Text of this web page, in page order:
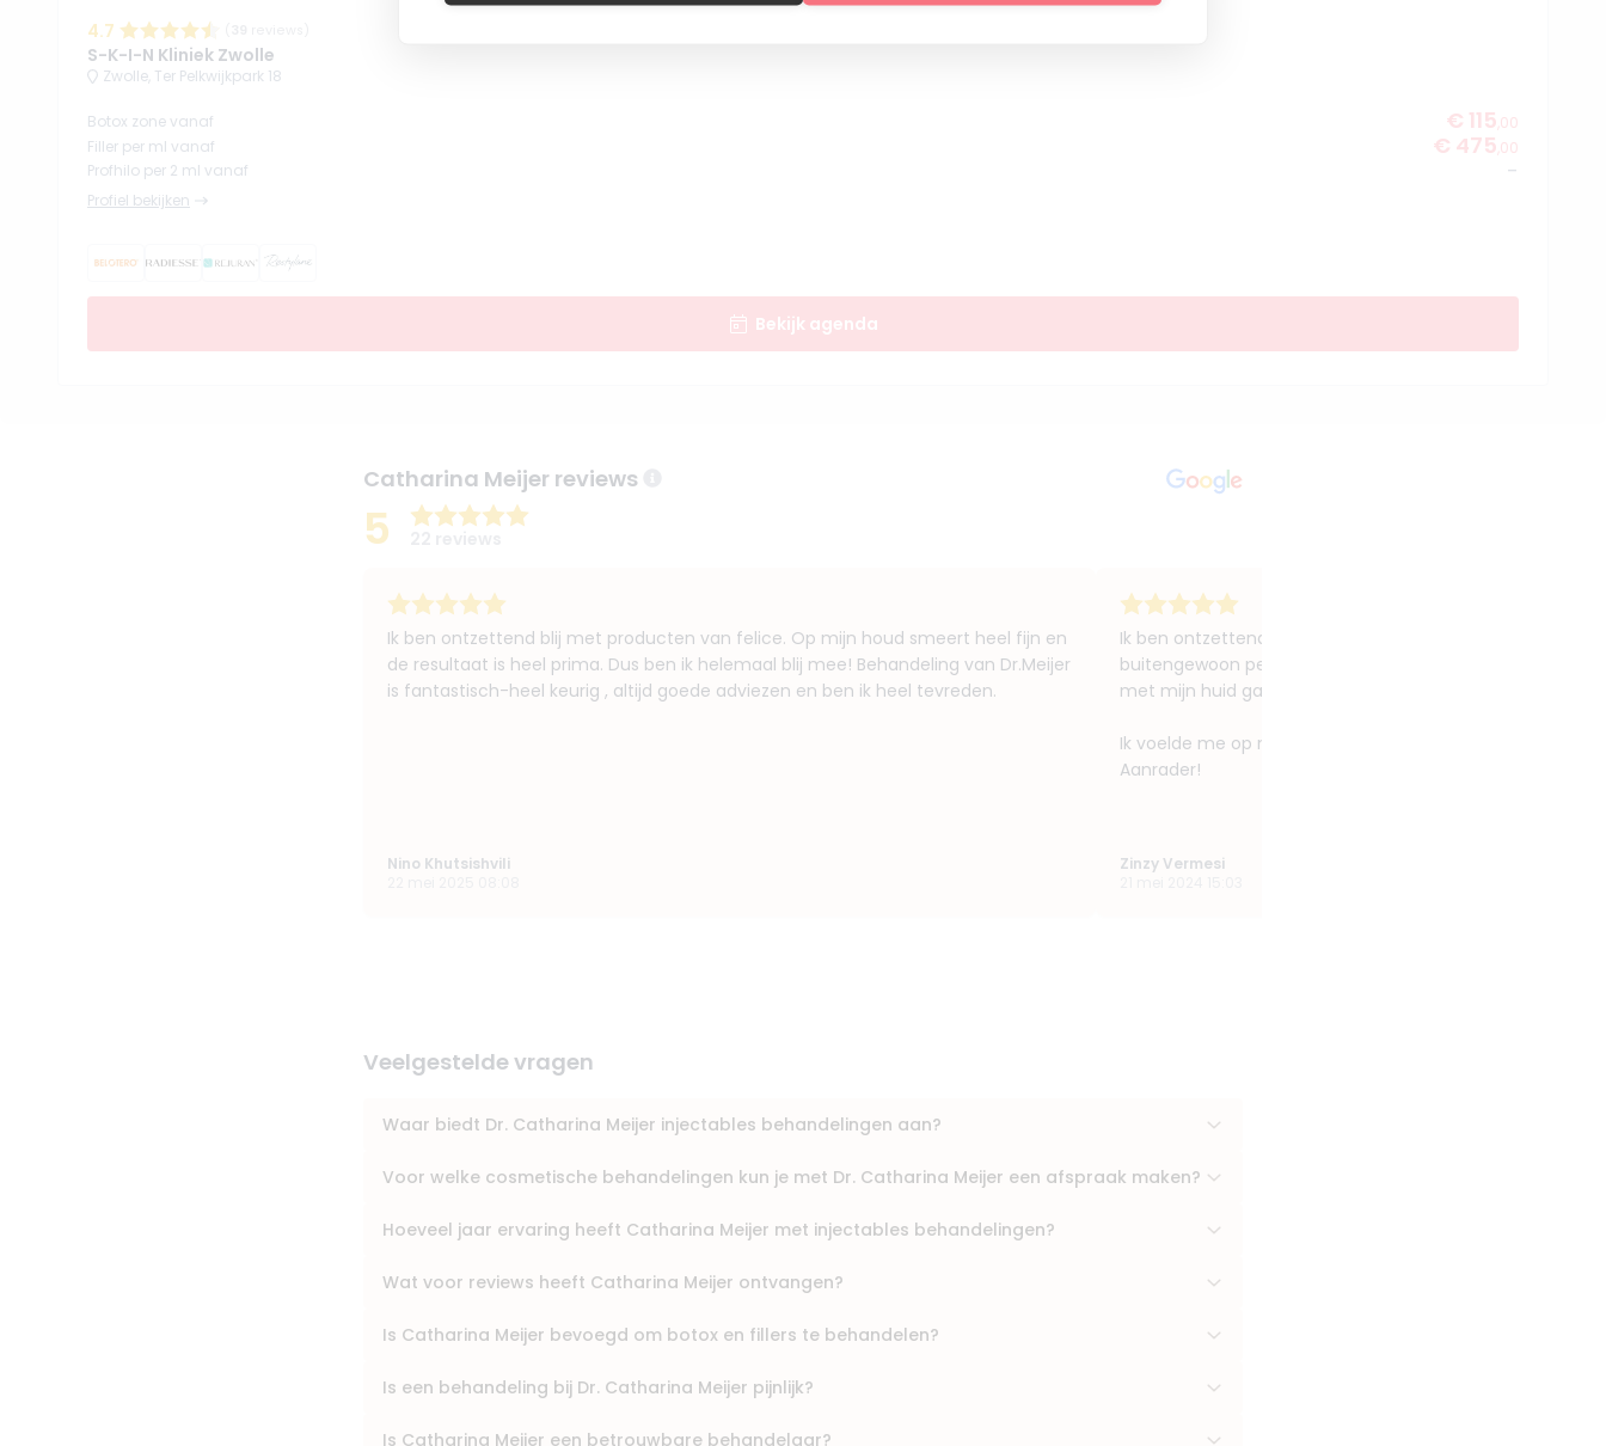
4.7
S-K-I-N Kliniek Zwolle
Zwolle, Ter Pelkwijkpark 18
Botox zone vanaf € 115 ,00
Filler per ml vanaf
€ 475 ,00
Profhilo per 2 ml vanaf
-
Profiel bekijken
Bekijk agenda
Catharina Meijer reviews
5
Ik ben ontzettend blij met producten van felice. Op mijn houd smeert heel fijn en
de resultaat is heel prima. Dus ben ik helemaal blij mee! Behandeling van Dr.Meijer
is fantastisch-heel keurig , altijd goede adviezen en ben ik heel tevreden.
Nino Khutsishvili
Ik ben ontzettend tevreden met mijn ervaring bij S-K-I-N.
buitengewoon perfectionistisch, wat ik erg belangrijk
met mijn huid gaat doen.
Ik voelde me op mijn gemak en goed geïnformeerd
Aanrader!
Zinzy Vermesi
Veelgestelde vragen
Waar biedt Dr. Catharina Meijer injectables behandelingen aan?
Voor welke cosmetische behandelingen kun je met Dr. Catharina Meijer een afspraak maken?
Hoeveel jaar ervaring heeft Catharina Meijer met injectables behandelingen?
Wat voor reviews heeft Catharina Meijer ontvangen?
Is Catharina Meijer bevoegd om botox en fillers te behandelen?
Is een behandeling bij Dr. Catharina Meijer pijnlijk?
Is Catharina Meijer een betrouwbare behandelaar?